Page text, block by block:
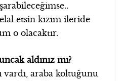
etsin kızım ileride
o olacaktır.
aldınız mı?
araba koltuğunu